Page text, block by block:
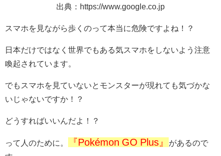
出典：https://www.google.co.jp
スマホを見ながら歩くのって本当に危険ですよね！？
日本だけではなく世界でもある気スマホをしないよう注意
喚起されています。
でもスマホを見ていないとモンスターが現れても気づかな
いじゃないですか！？
どうすればいいんだよ！？
って人のために。 『Pokémon GO Plus』
があるので